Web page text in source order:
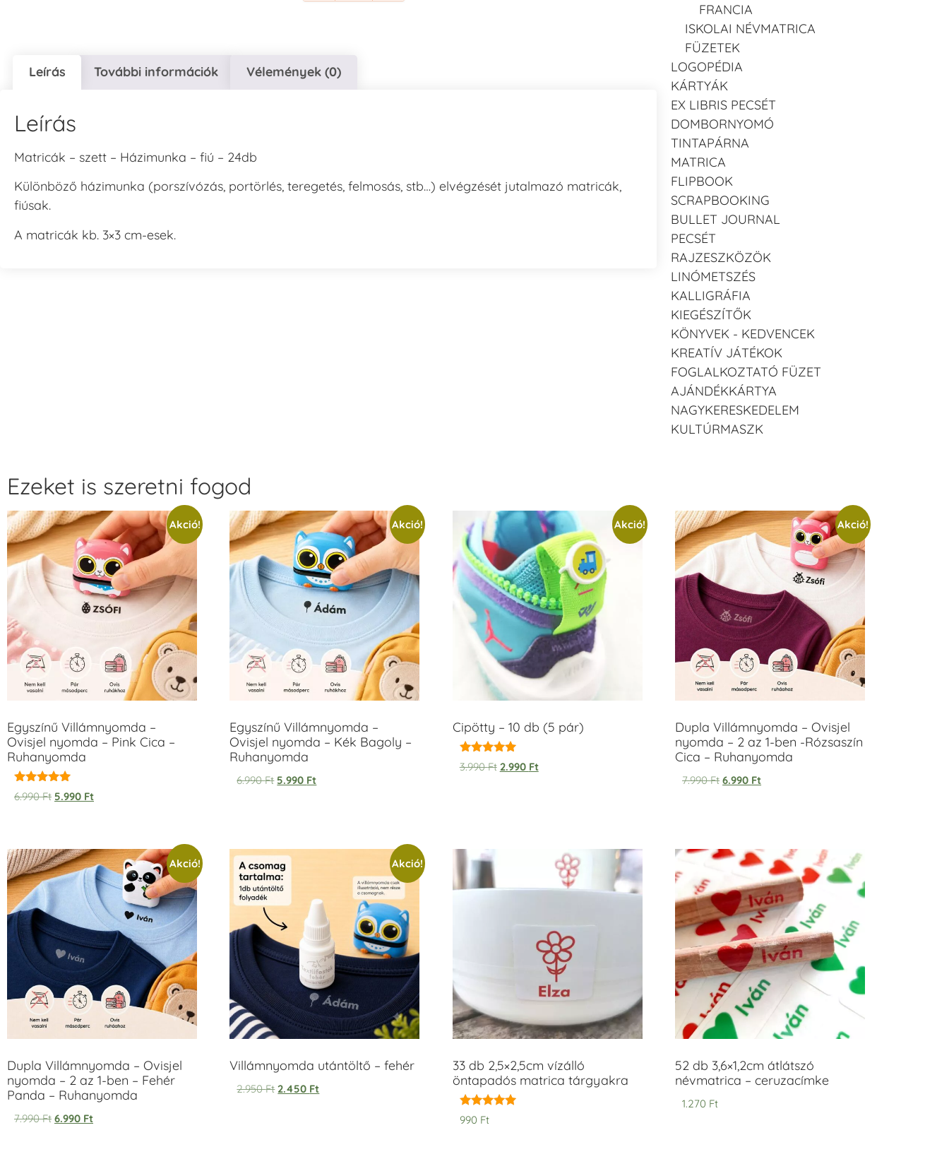
Leírás További információk Vélemények (0)
Leírás
Matricák – szett – Házimunka – fiú – 24db
Különböző házimunka (porszívózás, portörlés, teregetés, felmosás, stb…) elvégzését jutalmazó matricák,
fiúsak.
A matricák kb. 3×3 cm-esek.
FRANCIA
ISKOLAI NÉVMATRICA
FÜZETEK
LOGOPÉDIA
KÁRTYÁK
EX LIBRIS PECSÉT
DOMBORNYOMÓ
TINTAPÁRNA
MATRICA
FLIPBOOK
SCRAPBOOKING
BULLET JOURNAL
PECSÉT
RAJZESZKÖZÖK
LINÓMETSZÉS
KALLIGRÁFIA
KIEGÉSZÍTŐK
KÖNYVEK - KEDVENCEK
KREATÍV JÁTÉKOK
FOGLALKOZTATÓ FÜZET
AJÁNDÉKKÁRTYA
NAGYKERESKEDELEM
KULTÚRMASZK
Ezeket is szeretni fogod
Akció!
Egyszínű Villámnyomda –
Ovisjel nyomda – Pink Cica –
Ruhanyomda
Értékelés:
5.00
6.990Ft 5.990 Ft
Akció!
Egyszínű Villámnyomda –
Ovisjel nyomda – Kék Bagoly –
Ruhanyomda
6.990Ft 5.990 Ft
Akció!
Cipötty – 10 db (5 pár)
Értékelés:
5.00
3.990Ft 2.990 Ft
Akció!
Dupla Villámnyomda – Ovisjel
nyomda – 2 az 1-ben -Rózsaszín
Cica – Ruhanyomda
7.990Ft 6.990 Ft
Akció!
Dupla Villámnyomda – Ovisjel
nyomda – 2 az 1-ben – Fehér
Panda – Ruhanyomda
7.990Ft 6.990 Ft
Akció!
Villámnyomda utántöltő – fehér
2.950Ft 2.450 Ft
33 db 2,5×2,5cm vízálló
öntapadós matrica tárgyakra
Értékelés:
5.00
990 Ft
52 db 3,6×1,2cm átlátszó
névmatrica – ceruzacímke
1.270 Ft